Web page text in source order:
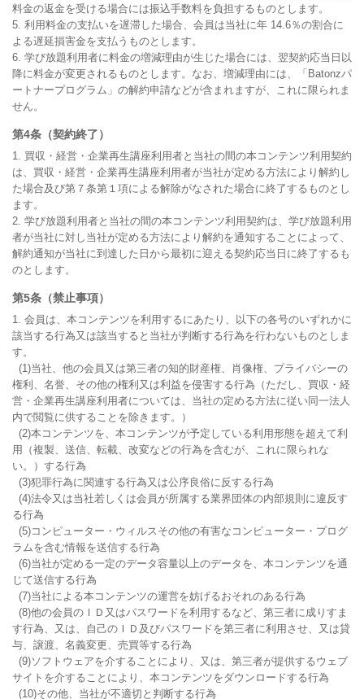
料金の返金を受ける場合には振込手数料を負担するものとします。
5. 利用料金の支払いを遅滞した場合、会員は当社に年 14.6％の割合に
よる遅延損害金を支払うものとします。
6. 学び放題利用者に料金の増減理由が生じた場合には、翌契約応当日以
降に料金が変更されるものとします。なお、増減理由には、「Batonzパ
ートナープログラム」の解約申請などが含まれますが、これに限られま
せん。
第4条（契約終了）
1. 買収・経営・企業再生講座利用者と当社の間の本コンテンツ利用契約
は、買収・経営・企業再生講座利用者が当社が定める方法により解約し
た場合及び第７条第１項による解除がなされた場合に終了するものとし
ます。
2. 学び放題利用者と当社の間の本コンテンツ利用契約は、学び放題利用
者が当社に対し当社が定める方法により解約を通知することによって、
解約通知が当社に到達した日から最初に迎える契約応当日に終了するも
のとします。
第5条（禁止事項）
1. 会員は、本コンテンツを利用するにあたり、以下の各号のいずれかに
該当する行為又は該当すると当社が判断する行為を行わないものとしま
す。
権利、名誉、その他の権利又は利益を侵害する行為（ただし、買収・経
営・企業再生講座利用者については、当社の定める方法に従い同一法人
内で閲覧に供することを除きます。）
用（複製、送信、転載、改変などの行為を含むが、これに限られな
い。）する行為
る行為
ラムを含む情報を送信する行為
じて送信する行為
す行為、又は、自己のＩＤ及びパスワードを第三者に利用させ、又は貸
与、譲渡、名義変更、売買等する行為
サイトを介することにより、本コンテンツをダウンロードする行為
  (10)その他、当社が不適切と判断する行為